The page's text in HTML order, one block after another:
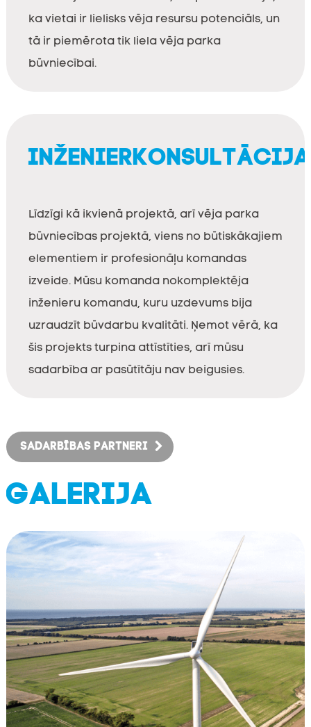
ka vietai ir lielisks vēja resursu potenciāls, un
tā ir piemērota tik liela vēja parka
būvniecībai.
Līdzīgi kā ikvienā projektā, arī vēja parka
būvniecības projektā, viens no būtiskākajiem
elementiem ir profesionāļu komandas
izveide. Mūsu komanda nokomplektēja
inženieru komandu, kuru uzdevums bija
uzraudzīt būvdarbu kvalitāti. Ņemot vērā, ka
šis projekts turpina attīstīties, arī mūsu
sadarbība ar pasūtītāju nav beigusies.
SADARBĪBAS PARTNERI
GALERIJA